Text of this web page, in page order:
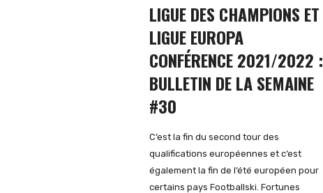
LIGUE DES CHAMPIONS ET
LIGUE EUROPA
CONFÉRENCE 2021/2022 :
BULLETIN DE LA SEMAINE
#30
C’est la fin du second tour des
qualifications européennes et c’est
également la fin de l’été européen pour
certains pays Footballski. Fortunes